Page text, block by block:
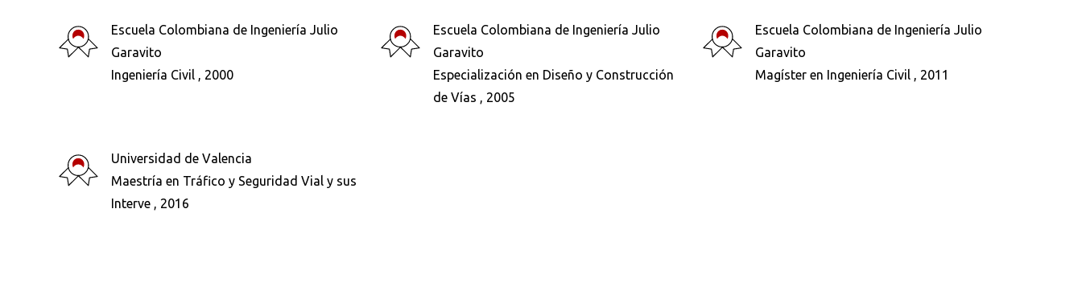
Escuela Colombiana de Ingeniería Julio
Garavito
Ingeniería Civil , 2000
Escuela Colombiana de Ingeniería Julio
Garavito
Especialización en Diseño y Construcción
de Vías , 2005
Escuela Colombiana de Ingeniería Julio
Garavito
Magíster en Ingeniería Civil , 2011
Universidad de Valencia
Maestría en Tráfico y Seguridad Vial y sus
Interve , 2016